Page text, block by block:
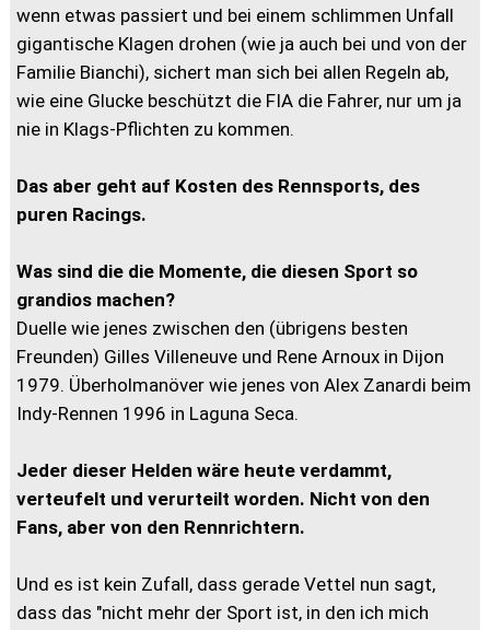
wenn etwas passiert und bei einem schlimmen Unfall
gigantische Klagen drohen (wie ja auch bei und von der
Familie Bianchi), sichert man sich bei allen Regeln ab,
wie eine Glucke beschützt die FIA die Fahrer, nur um ja
nie in Klags-Pflichten zu kommen.
Das aber geht auf Kosten des Rennsports, des
puren Racings.
Was sind die die Momente, die diesen Sport so
grandios machen?
Duelle wie jenes zwischen den (übrigens besten
Freunden) Gilles Villeneuve und Rene Arnoux in Dijon
1979. Überholmanöver wie jenes von Alex Zanardi beim
Indy-Rennen 1996 in Laguna Seca.
Jeder dieser Helden wäre heute verdammt,
verteufelt und verurteilt worden. Nicht von den
Fans, aber von den Rennrichtern.
Und es ist kein Zufall, dass gerade Vettel nun sagt,
dass das "nicht mehr der Sport ist, in den ich mich